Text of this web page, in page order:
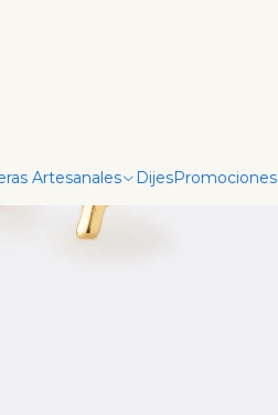
Artesanales DijesPromociones